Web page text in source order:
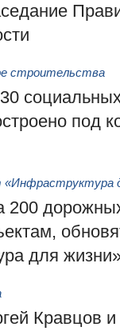
строительства
под
«Инфраструктура
для
Кравцов и